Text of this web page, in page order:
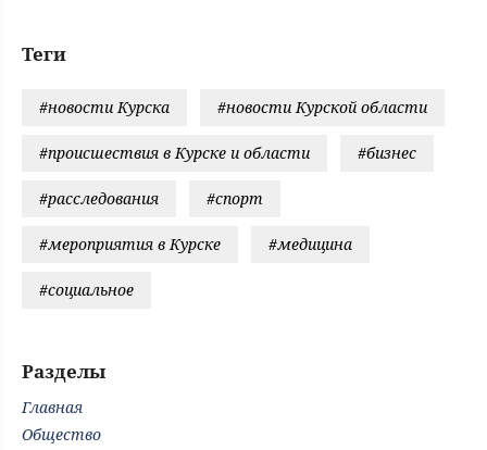
Теги
#новости Курска #новости Курской области
#происшествия в Курске и области #бизнес
#расследования #спорт
#мероприятия в Курске #медицина
#социальное
Разделы
Главная
Общество